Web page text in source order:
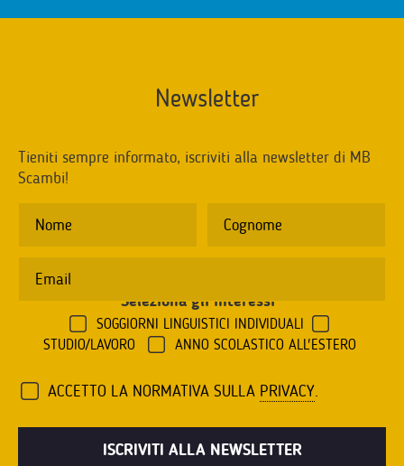
Newsletter
Tieniti sempre informato, iscriviti alla newsletter di MB
Scambi!
Seleziona gli interessi
SOGGIORNI LINGUISTICI INDIVIDUALI
STUDIO/LAVORO
ANNO SCOLASTICO ALL'ESTERO
ACCETTO LA NORMATIVA SULLA PRIVACY.